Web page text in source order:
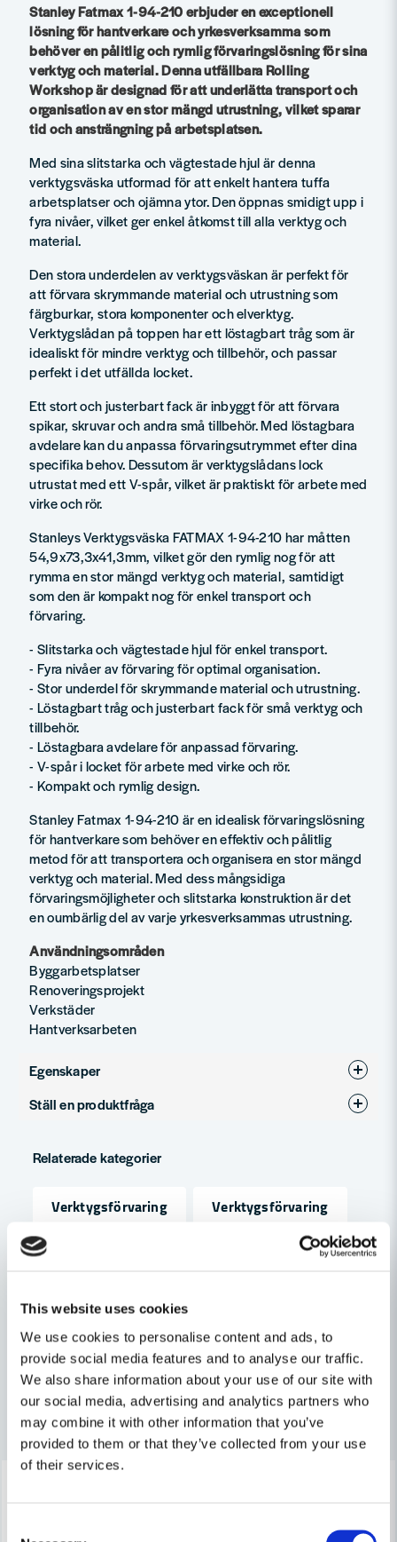
This website uses cookies
We use cookies to personalise content and ads, to
provide social media features and to analyse our traffic.
We also share information about your use of our site with
our social media, advertising and analytics partners who
may combine it with other information that you’ve
provided to them or that they’ve collected from your use
of their services.
Stanley Fatmax 1-94-210 erbjuder en exceptionell
lösning för hantverkare och yrkesverksamma som
behöver en pålitlig och rymlig förvaringslösning för sina
verktyg och material. Denna utfällbara Rolling
Workshop är designad för att underlätta transport och
organisation av en stor mängd utrustning, vilket sparar
tid och ansträngning på arbetsplatsen.
Med sina slitstarka och vägtestade hjul är denna
verktygsväska utformad för att enkelt hantera tuffa
arbetsplatser och ojämna ytor. Den öppnas smidigt upp i
fyra nivåer, vilket ger enkel åtkomst till alla verktyg och
material.
Den stora underdelen av verktygsväskan är perfekt för
att förvara skrymmande material och utrustning som
färgburkar, stora komponenter och elverktyg.
Verktygslådan på toppen har ett löstagbart tråg som är
idealiskt för mindre verktyg och tillbehör, och passar
perfekt i det utfällda locket.
Ett stort och justerbart fack är inbyggt för att förvara
spikar, skruvar och andra små tillbehör. Med löstagbara
avdelare kan du anpassa förvaringsutrymmet efter dina
specifika behov. Dessutom är verktygslådans lock
utrustat med ett V-spår, vilket är praktiskt för arbete med
virke och rör.
Stanleys Verktygsväska FATMAX 1-94-210 har måtten
54,9x73,3x41,3mm, vilket gör den rymlig nog för att
rymma en stor mängd verktyg och material, samtidigt
som den är kompakt nog för enkel transport och
förvaring.
- Slitstarka och vägtestade hjul för enkel transport.
- Fyra nivåer av förvaring för optimal organisation.
- Stor underdel för skrymmande material och utrustning.
- Löstagbart tråg och justerbart fack för små verktyg och
tillbehör.
- Löstagbara avdelare för anpassad förvaring.
- V-spår i locket för arbete med virke och rör.
- Kompakt och rymlig design.
Stanley Fatmax 1-94-210 är en idealisk förvaringslösning
för hantverkare som behöver en effektiv och pålitlig
metod för att transportera och organisera en stor mängd
verktyg och material. Med dess mångsidiga
förvaringsmöjligheter och slitstarka konstruktion är det
en oumbärlig del av varje yrkesverksammas utrustning.
Användningsområden
Byggarbetsplatser
Renoveringsprojekt
Verkstäder
Hantverksarbeten
Egenskaper
Skrymmande
Ställ en produktfråga
Fråga oss något om denna produkten...
nameNamn
email
Mejladress
Ja, ni får publicera min fråga
Relaterade kategorier
Verktygsförvaring
Verktygsförvaring
Maskin, Laser & Handverktyg
Byggtillbehör
Övrigt
Andra produkter i kategorin